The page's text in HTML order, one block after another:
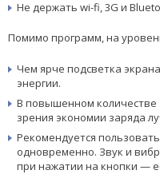
Не держать wi-fi, 3G и
Помимо программ, на
Чем ярче подсветка
энергии.
В повышенном количестве
зрения экономии заряда
Рекомендуется
одновременно. Звук и
при нажатии на кнопки —